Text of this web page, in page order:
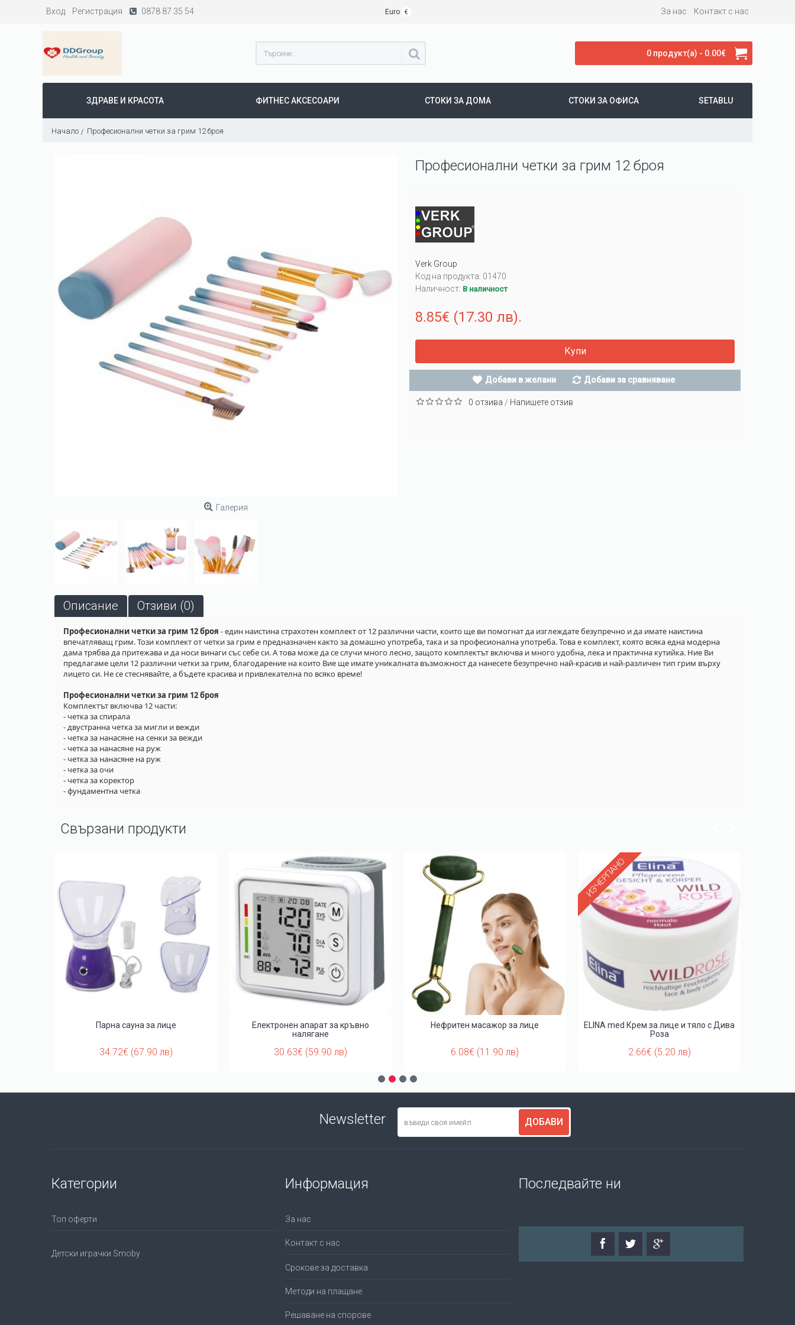
Вход Регистрация 0878 87 35 54 Euro € За нас Контакт с нас
0 продукт(а) - 0.00€
ЗДРАВЕ И КРАСОТА ФИТНЕС АКСЕСОАРИ СТОКИ ЗА ДОМА СТОКИ ЗА ОФИСА SETABLU
Начало Професионални четки за грим 12 броя
Галерия
Професионални четки за грим 12 броя
Verk Group
Код на продукта: 01470
Наличност: В наличност
8.85€ (17.30 лв).
Купи
Добави в желани Добави за сравняване
0 отзива / Напишете отзив
Описание Отзиви (0)
Професионални четки за грим 12 броя - един наистина страхотен комплект от 12 различни части, които ще ви помогнат да изглеждате безупречно и да имате наистина
впечатляващ грим. Този комплект от четки за грим е предназначен както за домашно употреба, така и за професионална употреба. Това е комплект, която всяка една модерна
дама трябва да притежава и да носи винаги със себе си. А това може да се случи много лесно, защото комплектът включва и много удобна, лека и практична кутийка. Ние Ви
предлагаме цели 12 различни четки за грим, благодарение на които Вие ще имате уникалната възможност да нанесете безупречно най-красив и най-различен тип грим върху
лицето си. Не се стеснявайте, а бъдете красива и привлекателна по всяко време!
Професионални четки за грим 12 броя
Комплектът включва 12 части:
- четка за спирала
- двустранна четка за мигли и вежди
- четка за нанасяне на сенки за вежди
- четка за нанасяне на руж
- четка за нанасяне на руж
- четка за очи
- четка за коректор
- фундаментна четка
Свързани продукти
Парна сауна за лице
34.72€ (67.90 лв)
Електронен апарат за кръвно
налягане
30.63€ (59.90 лв)
Нефритен масажор за лице
6.08€ (11.90 лв)
ИЗЧЕРПАНО
ELINA med Крем за лице и тяло с Дива
Роза
2.66€ (5.20 лв)
Newsletter ДОБАВИ
Категории
Топ оферти
Детски играчки Smoby
Информация
За нас
Контакт с нас
Срокове за доставка
Методи на плащане
Решаване на спорове
Последвайте ни